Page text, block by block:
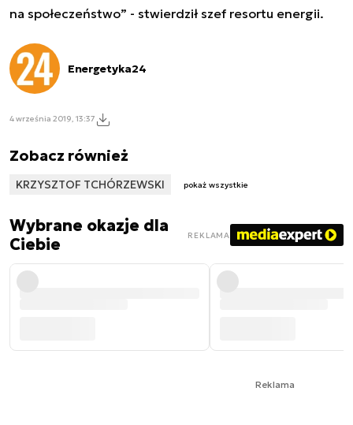
na społeczeństwo” - stwierdził szef resortu energii.
Energetyka24
4 września 2019, 13:37
Zobacz również
KRZYSZTOF TCHÓRZEWSKI pokaż wszystkie
Wybrane okazje dla
Ciebie
REKLAMA
Reklama